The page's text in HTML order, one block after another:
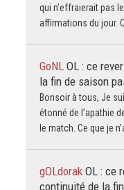
qui n’effraierait pas
affirmations du jour.
GoNL OL : ce
la fin de saison
Bonsoir à tous, Je
étonné de l’apathie
le match. Ce que je
gOLdorak OL : ce
continuité de la